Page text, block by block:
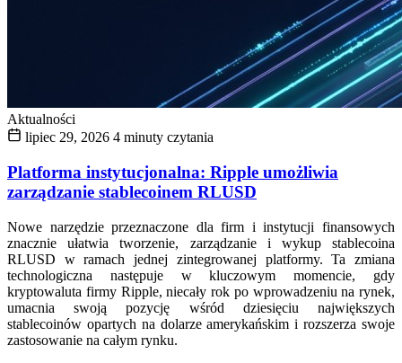
Aktualności
lipiec 29, 2026 4 minuty czytania
Platforma instytucjonalna: Ripple umożliwia
zarządzanie stablecoinem RLUSD
Nowe narzędzie przeznaczone dla firm i instytucji finansowych
znacznie ułatwia tworzenie, zarządzanie i wykup stablecoina
RLUSD w ramach jednej zintegrowanej platformy. Ta zmiana
technologiczna następuje w kluczowym momencie, gdy
kryptowaluta firmy Ripple, niecały rok po wprowadzeniu na rynek,
umacnia swoją pozycję wśród dziesięciu największych
stablecoinów opartych na dolarze amerykańskim i rozszerza swoje
zastosowanie na całym rynku.